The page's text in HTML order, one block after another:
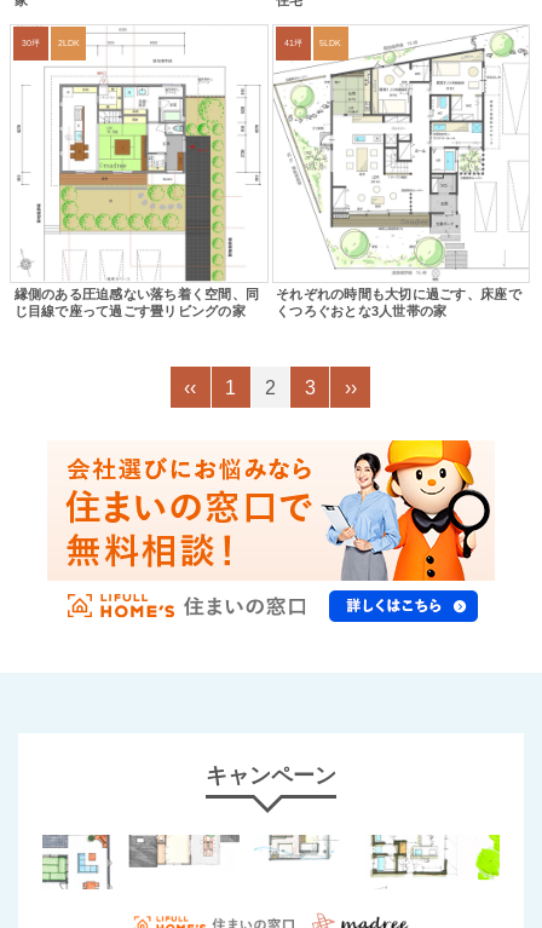
30坪 2LDK
縁側のある圧迫感ない落ち着く空間、同
じ目線で座って過ごす畳リビングの家
41坪 5LDK
それぞれの時間も大切に過ごす、床座で
くつろぐおとな3人世帯の家
‹‹ 1 2 3 ››
キャンペーン